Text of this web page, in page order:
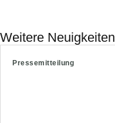
Weitere Neuigkeiten
Pressemitteilung